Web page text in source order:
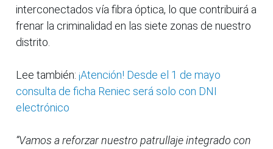
interconectados vía fibra óptica, lo que contribuirá a
frenar la criminalidad en las siete zonas de nuestro
distrito.
Lee también: ¡Atención! Desde el 1 de mayo
consulta de ficha Reniec será solo con DNI
electrónico
“Vamos a reforzar nuestro patrullaje integrado con